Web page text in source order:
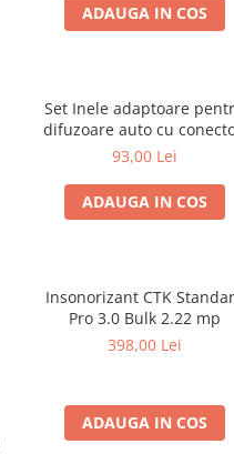
ADAUGA IN COS
Set Inele adaptoare
difuzoare auto cu
VW Passat B6 fata
93,00 Lei
ADAUGA IN COS
Insonorizant CTK
Pro 3.0 Bulk 2.22 mp
398,00 Lei
ADAUGA IN COS